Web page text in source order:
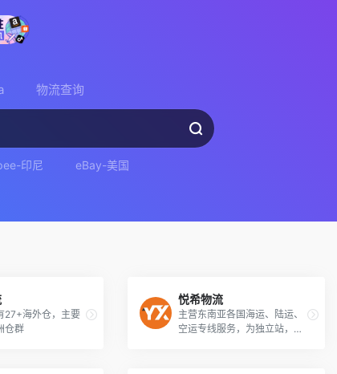
物流查询
印尼 eBay-美国
27+海外仓，主要
仓群
悦希物流
主营东南亚各国海运、陆运、
空运专线服务，为独立站，S